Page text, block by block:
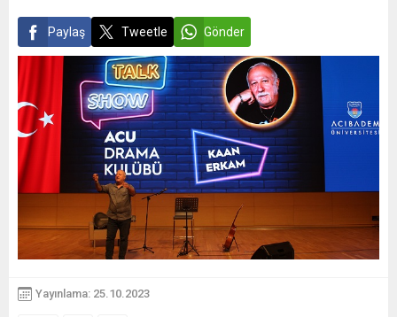
Paylaş Tweetle Gönder
Yayınlama: 25.10.2023